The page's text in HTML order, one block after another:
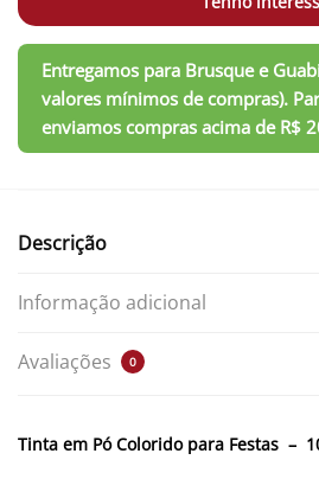
Descrição
Informação adicional
Avaliações 0
Tinta em Pó Colorido para Festas –